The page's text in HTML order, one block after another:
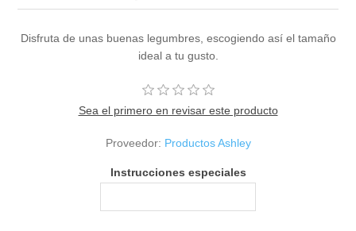
Disfruta de unas buenas legumbres, escogiendo así el tamaño
ideal a tu gusto.
Sea el primero en revisar este producto
Proveedor: Productos Ashley
Instrucciones especiales